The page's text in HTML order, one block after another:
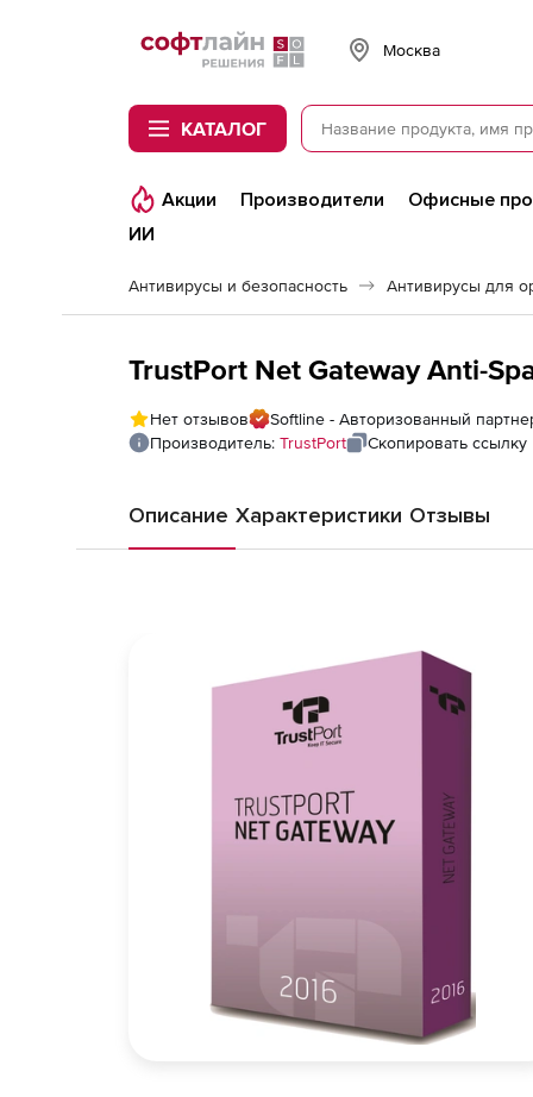
Softline
Москва
КАТАЛОГ
Акции Производители Офисные
ИИ
Антивирусы и безопасность Антивирусы для
TrustPort Net Gateway Anti-
Нет отзывов
Softline - Авторизованный
Производитель: TrustPort Скопировать ссылку
Описание Характеристики Отзывы